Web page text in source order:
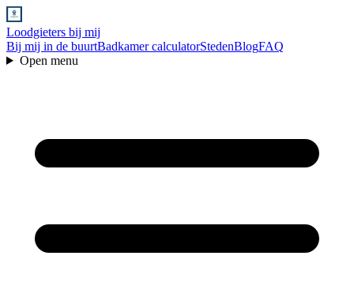
Loodgieters bij mij
Bij mij in de buurtBadkamer calculatorStedenBlogFAQ
Open menu